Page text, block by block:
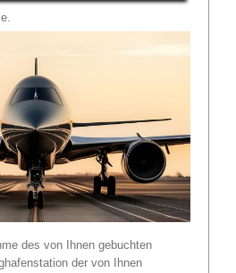
des von Ihnen gebuchten
der von Ihnen